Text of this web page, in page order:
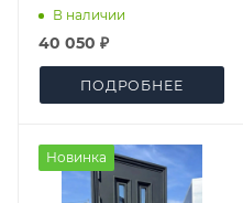
В наличии
40 050 ₽
ПОДРОБНЕЕ
Новинка